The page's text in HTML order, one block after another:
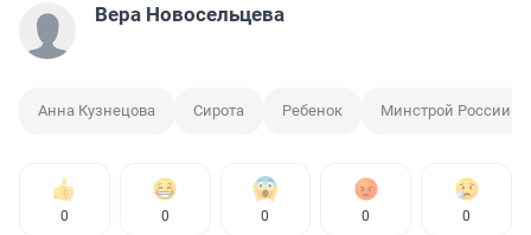
Вера Новосельцева
Анна Кузнецова Сирота Ребенок Минстрой России
0 0 0 0 0